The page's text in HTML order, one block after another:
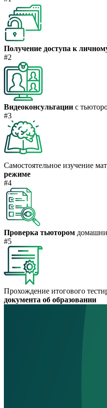
Получение доступа к
#2
Видеоконсультации с
#3
Самостоятельное изучение
режиме
#4
Проверка тьютором
#5
Прохождение итогового
документа об образовании